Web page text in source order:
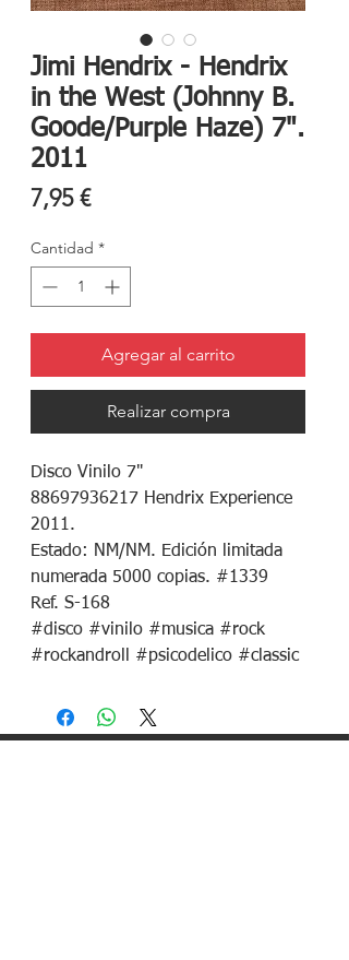
Jimi Hendrix - Hendrix
in the West (Johnny B.
Goode/Purple Haze) 7".
2011
7,95 €Precio
Cantidad *
Agregar al carrito
Realizar compra
Disco Vinilo 7"
88697936217 Hendrix Experience
2011.
Estado: NM/NM. Edición limitada
numerada 5000 copias. #1339
Ref. S-168
#disco #vinilo #musica #rock
#rockandroll #psicodelico #classic